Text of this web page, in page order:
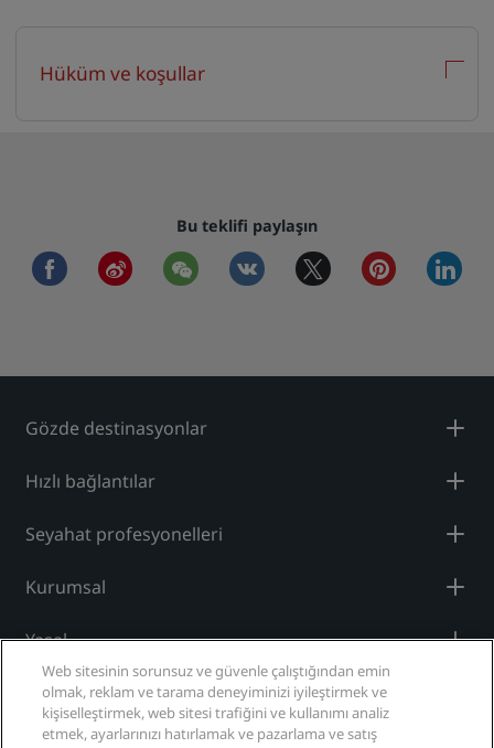
Hüküm ve koşullar
Bu teklifi paylaşın
facebookweibo wechat vkontaktetwitter pinterest
Gözde destinasyonlar
Hızlı bağlantılar
Seyahat profesyonelleri
Kurumsal
Yasal
Yardım
Web sitesinin sorunsuz ve güvenle çalıştığından emin
olmak, reklam ve tarama deneyiminizi iyileştirmek ve
kişiselleştirmek, web sitesi trafiğini ve kullanımı analiz
etmek, ayarlarınızı hatırlamak ve pazarlama ve satış